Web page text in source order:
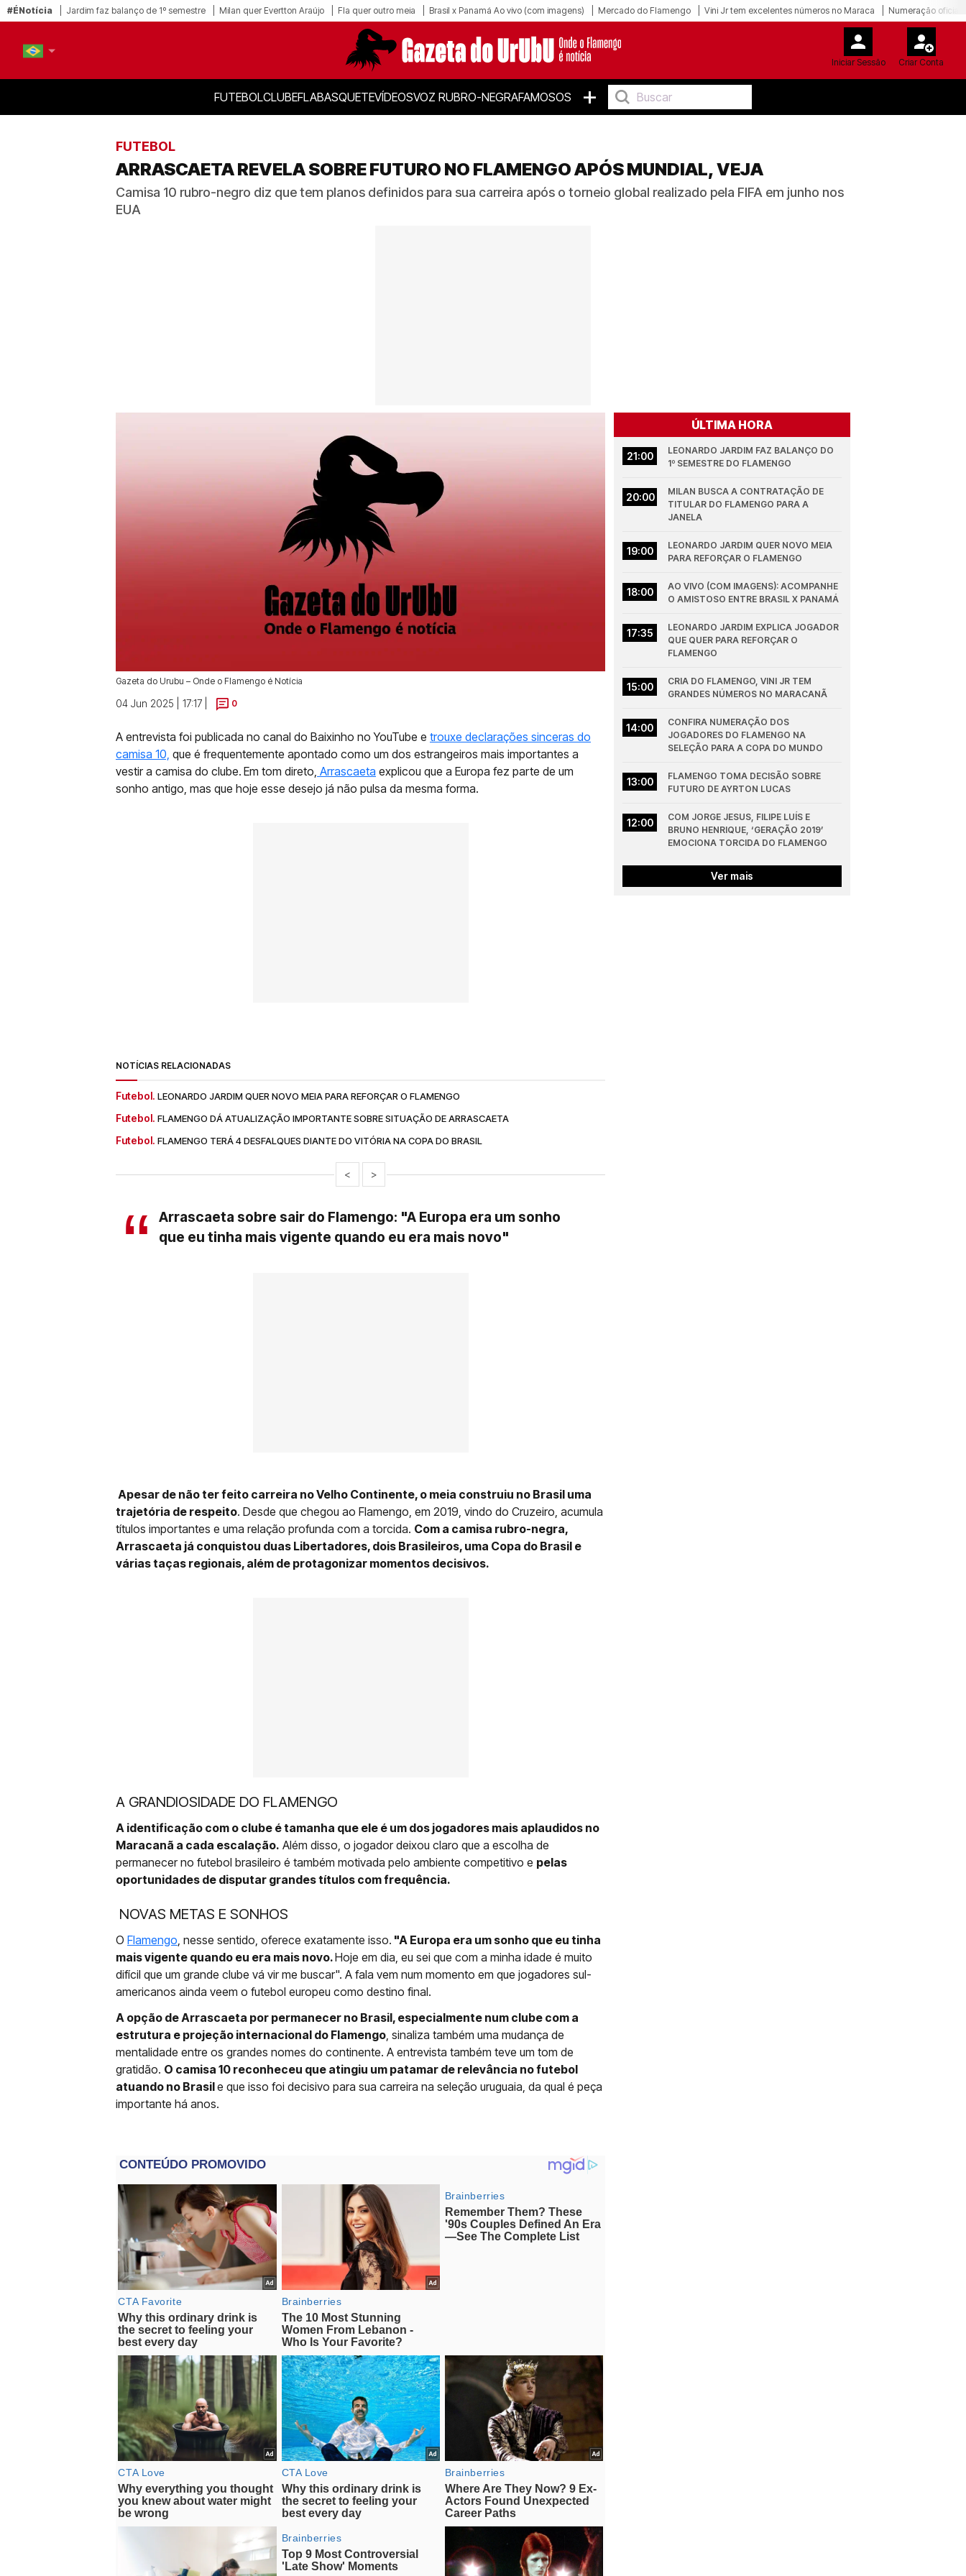
#ÉNotícia Jardim faz balanço de 1º semestre Milan quer Evertton Araújo Fla quer outro meia Brasil x Panamá Ao vivo (com imagens) Mercado do Flamengo Vini Jr tem excelentes números no Maraca Numeração oficial
Iniciar Sessão Criar Conta
FUTEBOLCLUBEFLABASQUETEVÍDEOSVOZ RUBRO-NEGRAFAMOSOS +
FUTEBOL
ARRASCAETA REVELA SOBRE FUTURO NO FLAMENGO APÓS MUNDIAL, VEJA
Camisa 10 rubro-negro diz que tem planos definidos para sua carreira após o torneio global realizado pela FIFA em junho nos
EUA
Gazeta do Urubu – Onde o Flamengo é Notícia
04 Jun 2025 | 17:17 | 0
A entrevista foi publicada no canal do Baixinho no YouTube e trouxe declarações sinceras do
camisa 10, que é frequentemente apontado como um dos estrangeiros mais importantes a
vestir a camisa do clube. Em tom direto, Arrascaeta explicou que a Europa fez parte de um
sonho antigo, mas que hoje esse desejo já não pulsa da mesma forma.
NOTÍCIAS RELACIONADAS
Futebol. LEONARDO JARDIM QUER NOVO MEIA PARA REFORÇAR O FLAMENGO
Futebol. FLAMENGO DÁ ATUALIZAÇÃO IMPORTANTE SOBRE SITUAÇÃO DE ARRASCAETA
Futebol. FLAMENGO TERÁ 4 DESFALQUES DIANTE DO VITÓRIA NA COPA DO BRASIL
< >
Arrascaeta sobre sair do Flamengo: "A Europa era um sonho
que eu tinha mais vigente quando eu era mais novo"
Apesar de não ter feito carreira no Velho Continente, o meia construiu no Brasil uma
trajetória de respeito. Desde que chegou ao Flamengo, em 2019, vindo do Cruzeiro, acumula
títulos importantes e uma relação profunda com a torcida. Com a camisa rubro-negra,
Arrascaeta já conquistou duas Libertadores, dois Brasileiros, uma Copa do Brasil e
várias taças regionais, além de protagonizar momentos decisivos.
A GRANDIOSIDADE DO FLAMENGO
A identificação com o clube é tamanha que ele é um dos jogadores mais aplaudidos no
Maracanã a cada escalação. Além disso, o jogador deixou claro que a escolha de
permanecer no futebol brasileiro é também motivada pelo ambiente competitivo e pelas
oportunidades de disputar grandes títulos com frequência.
NOVAS METAS E SONHOS
O Flamengo, nesse sentido, oferece exatamente isso. "A Europa era um sonho que eu tinha
mais vigente quando eu era mais novo.Hoje em dia, eu sei que com a minha idade é muito
difícil que um grande clube vá vir me buscar". A fala vem num momento em que jogadores sul-
americanos ainda veem o futebol europeu como destino final.
A opção de Arrascaeta por permanecer no Brasil, especialmente num clube com a
estrutura e projeção internacional do Flamengo, sinaliza também uma mudança de
mentalidade entre os grandes nomes do continente. A entrevista também teve um tom de
gratidão. O camisa 10 reconheceu que atingiu um patamar de relevância no futebol
atuando no Brasile que isso foi decisivo para sua carreira na seleção uruguaia, da qual é peça
importante há anos.
ÚLTIMA HORA
21:00
LEONARDO JARDIM FAZ BALANÇO DO
1º SEMESTRE DO FLAMENGO
20:00
MILAN BUSCA A CONTRATAÇÃO DE
TITULAR DO FLAMENGO PARA A
JANELA
19:00
LEONARDO JARDIM QUER NOVO MEIA
PARA REFORÇAR O FLAMENGO
18:00
AO VIVO (COM IMAGENS): ACOMPANHE
O AMISTOSO ENTRE BRASIL X PANAMÁ
17:35
LEONARDO JARDIM EXPLICA JOGADOR
QUE QUER PARA REFORÇAR O
FLAMENGO
15:00
CRIA DO FLAMENGO, VINI JR TEM
GRANDES NÚMEROS NO MARACANÃ
14:00
CONFIRA NUMERAÇÃO DOS
JOGADORES DO FLAMENGO NA
SELEÇÃO PARA A COPA DO MUNDO
13:00
FLAMENGO TOMA DECISÃO SOBRE
FUTURO DE AYRTON LUCAS
12:00
COM JORGE JESUS, FILIPE LUÍS E
BRUNO HENRIQUE, ‘GERAÇÃO 2019’
EMOCIONA TORCIDA DO FLAMENGO
Ver mais